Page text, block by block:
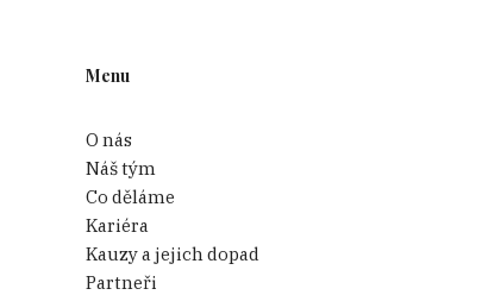
Menu
O nás
Náš tým
Co děláme
Kariéra
Kauzy a jejich dopad
Partneři